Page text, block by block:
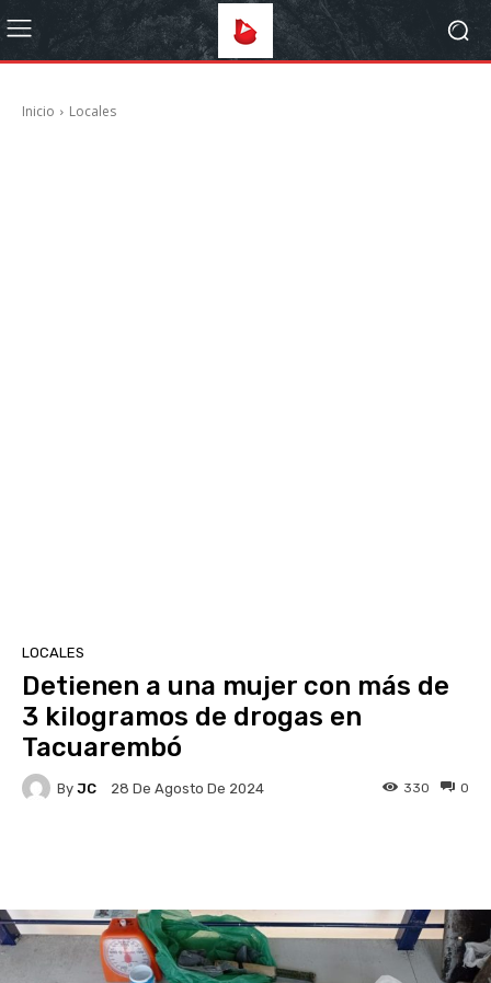
Inicio Locales
LOCALES
Detienen a una mujer con más de
3 kilogramos de drogas en
Tacuarembó
By JC 28 De Agosto De 2024 0
330